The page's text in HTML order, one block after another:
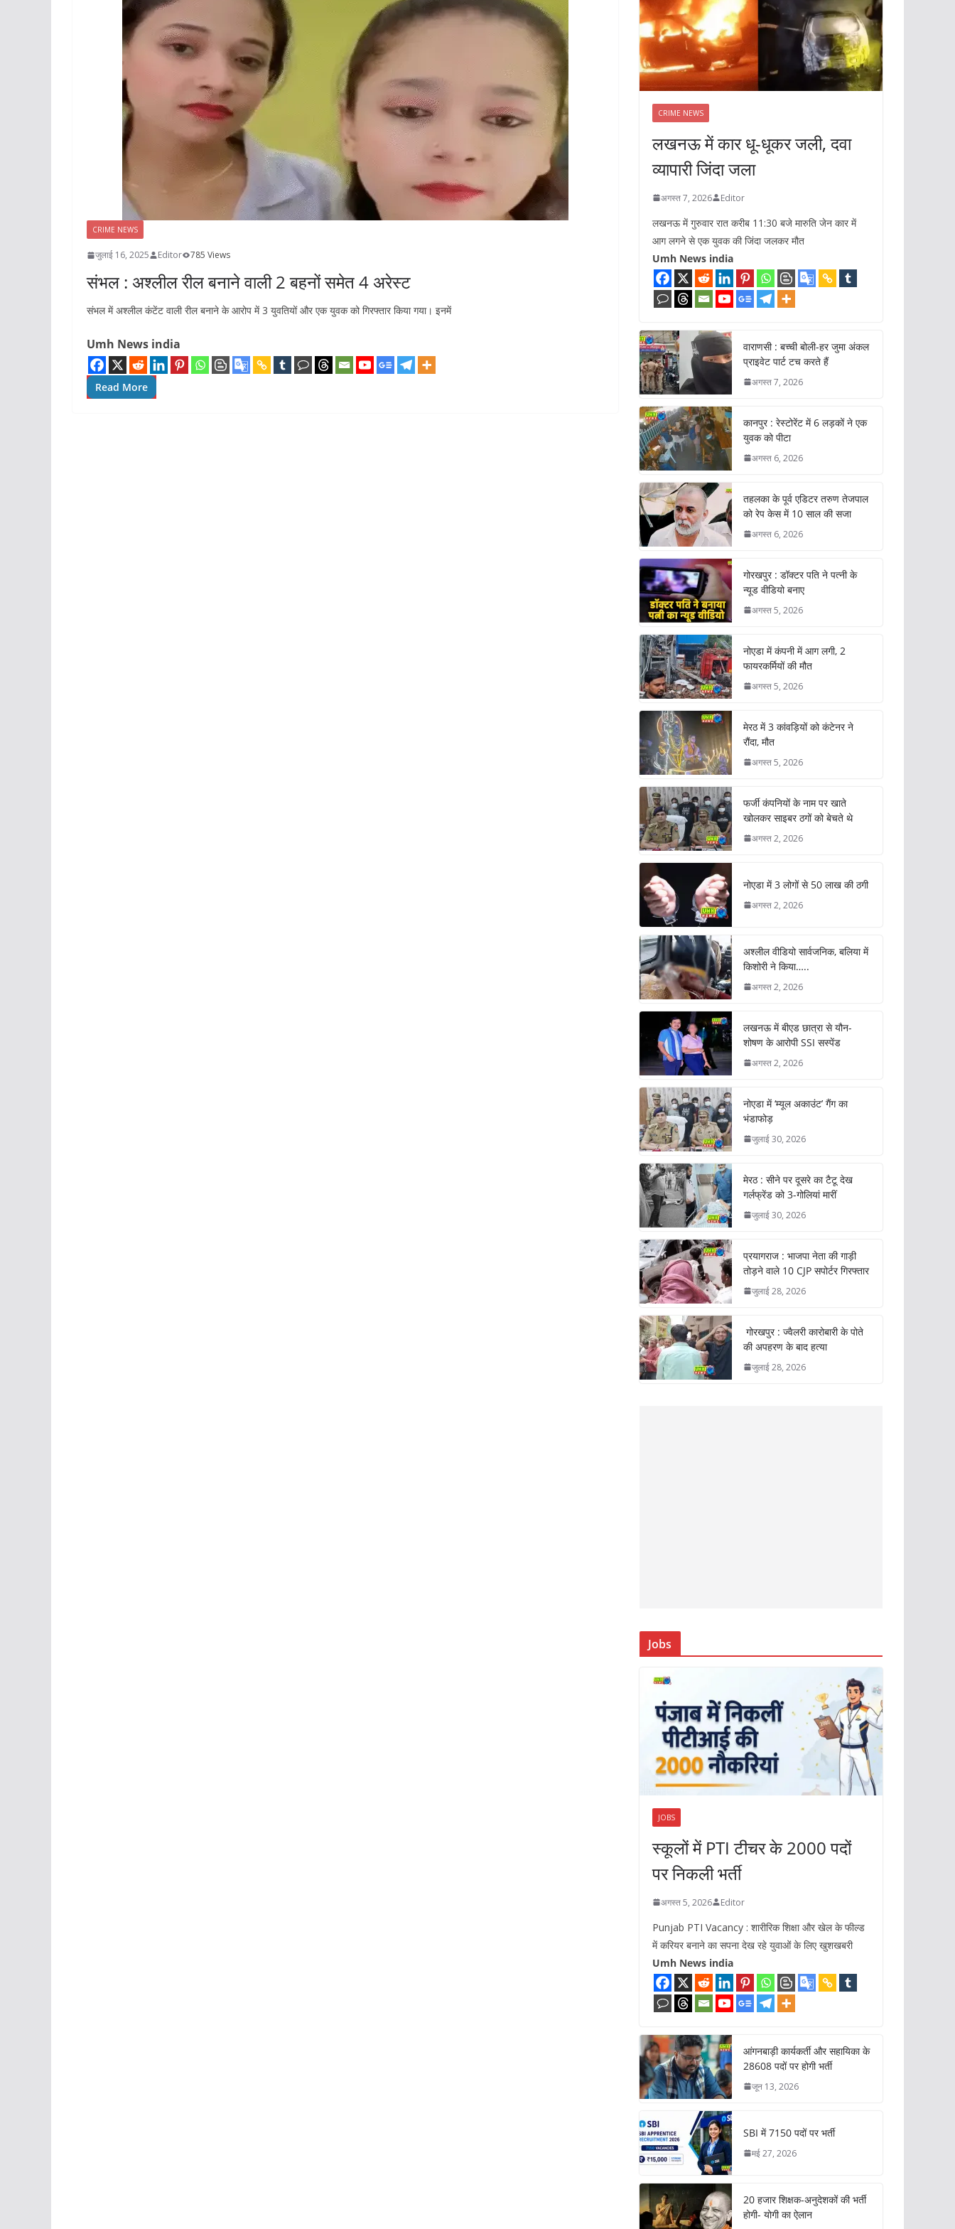
CRIME NEWS
जुलाई 16, 2025 Editor 785 Views
संभल : अश्लील रील बनाने वाली 2 बहनों समेत 4 अरेस्ट
संभल में अश्लील कंटेंट वाली रील बनाने के आरोप में 3 युवतियों और एक युवक को गिरफ्तार किया गया। इनमें
Umh News india
Read More
CRIME NEWS
लखनऊ में कार धू-धूकर जली, दवा
व्यापारी जिंदा जला
अगस्त 7, 2026 Editor
लखनऊ में गुरुवार रात करीब 11:30 बजे मारुति जेन कार में
आग लगने से एक युवक की जिंदा जलकर मौत
Umh News india
वाराणसी : बच्ची बोली-हर जुमा अंकल
प्राइवेट पार्ट टच करते हैं
अगस्त 7, 2026
कानपुर : रेस्टोरेंट में 6 लड़कों ने एक
युवक को पीटा
अगस्त 6, 2026
तहलका के पूर्व एडिटर तरुण तेजपाल
को रेप केस में 10 साल की सजा
अगस्त 6, 2026
गोरखपुर : डॉक्टर पति ने पत्नी के
न्यूड वीडियो बनाए
अगस्त 5, 2026
नोएडा में कंपनी में आग लगी, 2
फायरकर्मियों की मौत
अगस्त 5, 2026
मेरठ में 3 कांवड़ियों को कंटेनर ने
रौंदा, मौत
अगस्त 5, 2026
फर्जी कंपनियों के नाम पर खाते
खोलकर साइबर ठगों को बेचते थे
अगस्त 2, 2026
नोएडा में 3 लोगों से 50 लाख की ठगी
अगस्त 2, 2026
अश्लील वीडियो सार्वजनिक, बलिया में
किशोरी ने किया…..
अगस्त 2, 2026
लखनऊ में बीएड छात्रा से यौन-
शोषण के आरोपी SSI सस्पेंड
अगस्त 2, 2026
नोएडा में ‘म्यूल अकाउंट’ गैंग का
भंडाफोड़
जुलाई 30, 2026
मेरठ : सीने पर दूसरे का टैटू देख
गर्लफ्रेंड को 3-गोलियां मारीं
जुलाई 30, 2026
प्रयागराज : भाजपा नेता की गाड़ी
तोड़ने वाले 10 CJP सपोर्टर गिरफ्तार
जुलाई 28, 2026
गोरखपुर : ज्वैलरी कारोबारी के पोते
की अपहरण के बाद हत्या
जुलाई 28, 2026
Jobs
JOBS
स्कूलों में PTI टीचर के 2000 पदों
पर निकली भर्ती
अगस्त 5, 2026 Editor
Punjab PTI Vacancy : शारीरिक शिक्षा और खेल के फील्ड
में करियर बनाने का सपना देख रहे युवाओं के लिए खुशखबरी
Umh News india
आंगनबाड़ी कार्यकर्ती और सहायिका के
28608 पदों पर होगी भर्ती
जून 13, 2026
SBI में 7150 पदों पर भर्ती
मई 27, 2026
20 हजार शिक्षक-अनुदेशकों की भर्ती
होगी- योगी का ऐलान